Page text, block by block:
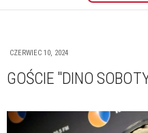
CZERWIEC 10, 2024
GOŚCIE "DINO